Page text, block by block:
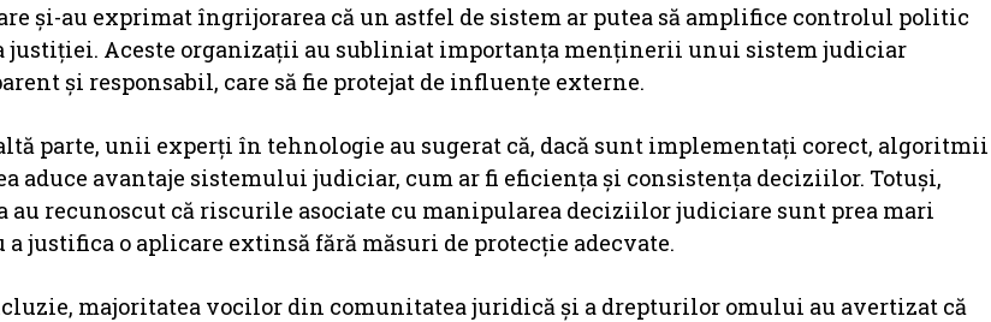
și-au exprimat îngrijorarea că un astfel de sistem ar putea să amplifice controlul politic
justiției. Aceste organizații au subliniat importanța menținerii unui sistem judiciar
și responsabil, care să fie protejat de influențe externe.
parte, unii experți în tehnologie au sugerat că, dacă sunt implementați corect, algoritmii
aduce avantaje sistemului judiciar, cum ar fi eficiența și consistența deciziilor. Totuși,
au recunoscut că riscurile asociate cu manipularea deciziilor judiciare sunt prea mari
a justifica o aplicare extinsă fără măsuri de protecție adecvate.
majoritatea vocilor din comunitatea juridică și a drepturilor omului au avertizat că